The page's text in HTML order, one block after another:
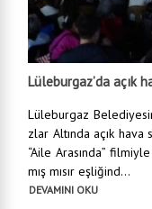
Lüleburgaz’da açık
Lüleburgaz
zlar Altında açık hava
“Aile Arasında”
mış mısır eşliğind...
DEVAMINI OKU